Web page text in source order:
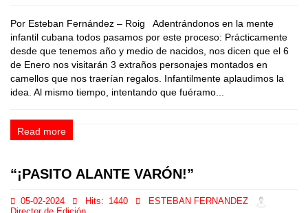
Por Esteban Fernández – Roig Adentrándonos en la mente
infantil cubana todos pasamos por este proceso: Prácticamente
desde que tenemos año y medio de nacidos, nos dicen que el 6
de Enero nos visitarán 3 extraños personajes montados en
camellos que nos traerían regalos. Infantilmente aplaudimos la
idea. Al mismo tiempo, intentando que fuéramo...
Read more
“¡PASITO ALANTE VARÓN!”
05-02-2024 Hits: 1440
ESTEBAN FERNANDEZ